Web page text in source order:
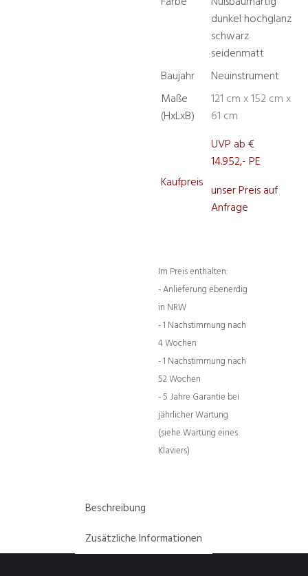
dunkel hochglanz
schwarz
seidenmatt
Baujahr
Neuinstrument
Maße
(HxLxB)
121 cm x 152 cm x
61 cm
Kaufpreis
UVP ab €
14.952,- PE
unser Preis auf
Anfrage
Im Preis enthalten:
- Anlieferung ebenerdig
in NRW
- 1 Nachstimmung nach
4 Wochen
- 1 Nachstimmung nach
52 Wochen
- 5 Jahre Garantie bei
jährlicher Wartung
(siehe Wartung eines
Klaviers)
Beschreibung
Zusätzliche Informationen